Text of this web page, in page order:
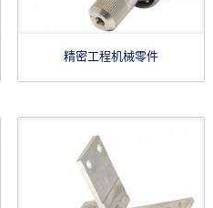
精密工程机械零件